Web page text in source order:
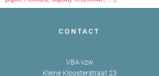
CONTACT
VBA vzw
Kleine Kloosterstraat 23